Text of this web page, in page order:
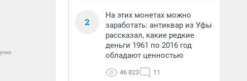
2
На этих монетах можно
заработать: антиквар из Уфы
рассказал, какие редкие
деньги 1961 по 2016 год
обладают ценностью
46 823 11